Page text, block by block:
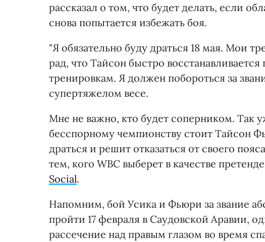
рассказал о том, что будет делать, если
снова попытается избежать боя.
"Я обязательно буду драться 18 мая. Мои
рад, что Тайсон быстро
тренировкам. Я должен побороться за
супертяжелом весе.
Мне не важно, кто будет соперником. Так
бесспорному чемпионству стоит Тайсон
драться и решит отказаться от своего
тем, кого WBC выберет в качестве
Social.
Напомним, бой Усика и Фьюри за звание
пройти 17 февраля в Саудовской Аравии,
рассечение над правым глазом во время